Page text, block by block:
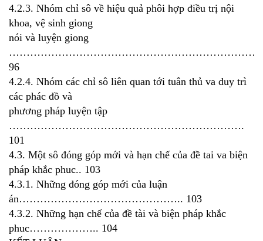
4.2.3. Nhóm chỉ sô về hiệu quả phôi hợp điều trị nội
khoa, vệ sinh giong
nói và luyện giong
96
4.2.4. Nhóm các chỉ sô liên quan tới tuân thủ va duy trì
các phác đồ và
phương pháp luyện tập
………………………………………………………….
101
4.3. Một sô đóng góp mới và hạn chế của đề tai va biện
pháp khắc phuc.. 103
4.3.1. Những đóng góp mới của luận
án……………………………………….. 103
4.3.2. Những hạn chế của đề tài và biện pháp khắc
phuc……………….. 104